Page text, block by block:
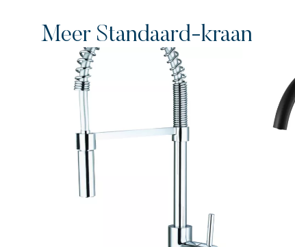
Meer Standaard-kraan